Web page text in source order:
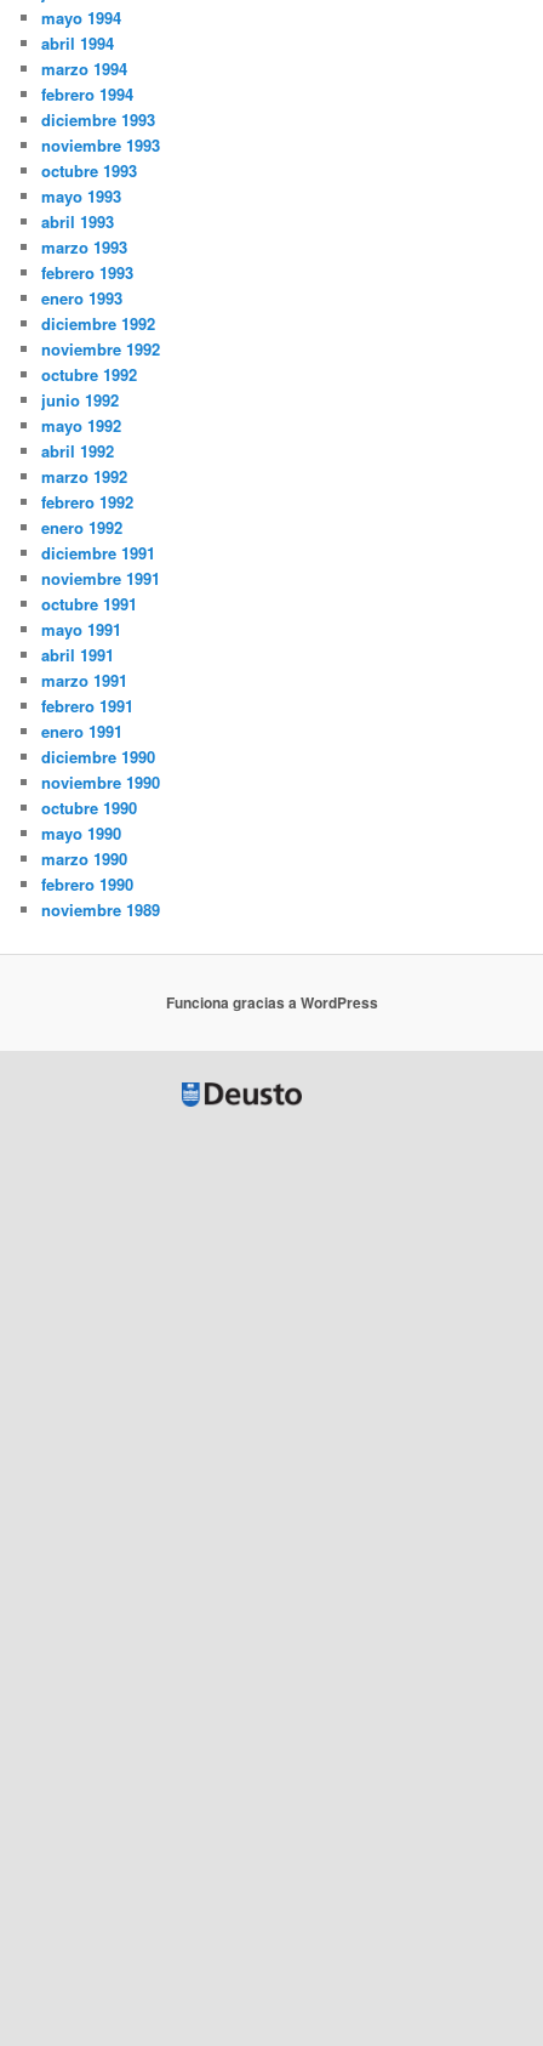
mayo 1994
abril 1994
marzo 1994
febrero 1994
diciembre 1993
noviembre 1993
octubre 1993
mayo 1993
abril 1993
marzo 1993
febrero 1993
enero 1993
diciembre 1992
noviembre 1992
octubre 1992
junio 1992
mayo 1992
abril 1992
marzo 1992
febrero 1992
enero 1992
diciembre 1991
noviembre 1991
octubre 1991
mayo 1991
abril 1991
marzo 1991
febrero 1991
enero 1991
diciembre 1990
noviembre 1990
octubre 1990
mayo 1990
marzo 1990
febrero 1990
noviembre 1989
Funciona gracias a WordPress